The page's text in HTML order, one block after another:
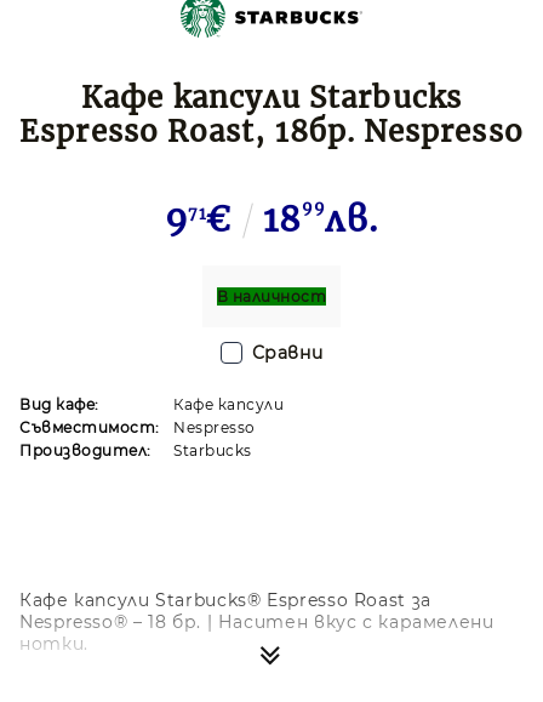
Кафе капсули Starbucks
Espresso Roast, 18бр. Nespresso
971€ 1899лв.
В наличност
Кафе капсули Starbucks® Espresso Roast за
Nespresso® – 18 бр. | Наситен вкус с карамелени
нотки.
Вид кафе:
Кафе капсули
Съвместимост:
Nespresso
Производител:
Starbucks
Сравни